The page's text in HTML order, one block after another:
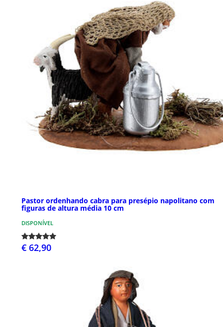
Pastor ordenhando cabra para presépio napolitano com
figuras de altura média 10 cm
DISPONÍVEL
€ 62,90